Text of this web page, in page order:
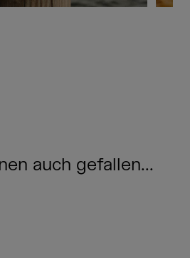
auch gefallen...